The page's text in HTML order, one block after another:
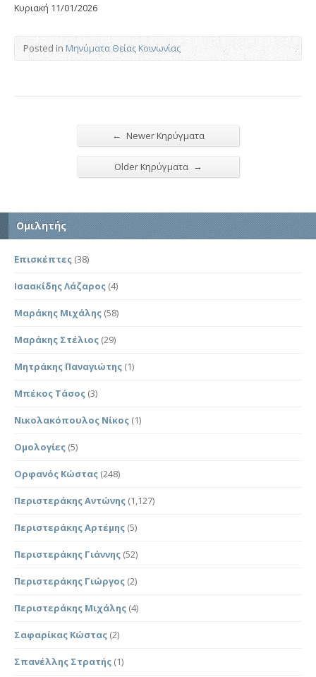
Κυριακή 11/01/2026
Posted in Μηνύματα Θείας Κοινωνίας
← Newer Κηρύγματα
Older Κηρύγματα →
Ομιλητής
Επισκέπτες (38)
Ισαακίδης Λάζαρος (4)
Μαράκης Μιχάλης (58)
Μαράκης Στέλιος (29)
Μητράκης Παναγιώτης (1)
Μπέκος Τάσος (3)
Νικολακόπουλος Νίκος (1)
Ομολογίες (5)
Ορφανός Κώστας (248)
Περιστεράκης Αντώνης (1,127)
Περιστεράκης Αρτέμης (5)
Περιστεράκης Γιάννης (52)
Περιστεράκης Γιώργος (2)
Περιστεράκης Μιχάλης (4)
Σαφαρίκας Κώστας (2)
Σπανέλλης Στρατής (1)